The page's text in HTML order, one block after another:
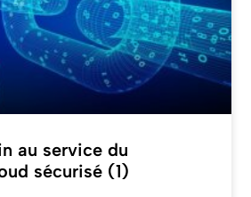
au service du
sécurisé (1)